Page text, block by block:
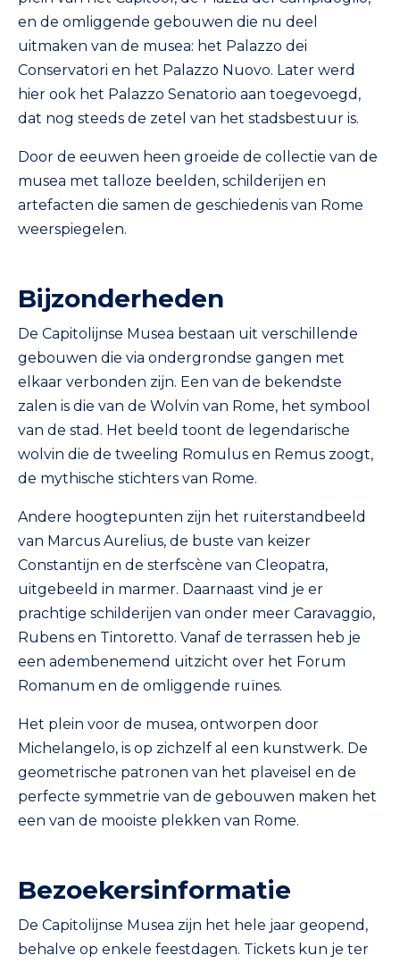
en de omliggende gebouwen die nu deel
uitmaken van de musea: het Palazzo dei
Conservatori en het Palazzo Nuovo. Later werd
hier ook het Palazzo Senatorio aan toegevoegd,
dat nog steeds de zetel van het stadsbestuur is.
Door de eeuwen heen groeide de collectie van de
musea met talloze beelden, schilderijen en
artefacten die samen de geschiedenis van Rome
weerspiegelen.
Bijzonderheden
De Capitolijnse Musea bestaan uit verschillende
gebouwen die via ondergrondse gangen met
elkaar verbonden zijn. Een van de bekendste
zalen is die van de Wolvin van Rome, het symbool
van de stad. Het beeld toont de legendarische
wolvin die de tweeling Romulus en Remus zoogt,
de mythische stichters van Rome.
Andere hoogtepunten zijn het ruiterstandbeeld
van Marcus Aurelius, de buste van keizer
Constantijn en de sterfscène van Cleopatra,
uitgebeeld in marmer. Daarnaast vind je er
prachtige schilderijen van onder meer Caravaggio,
Rubens en Tintoretto. Vanaf de terrassen heb je
een adembenemend uitzicht over het Forum
Romanum en de omliggende ruïnes.
Het plein voor de musea, ontworpen door
Michelangelo, is op zichzelf al een kunstwerk. De
geometrische patronen van het plaveisel en de
perfecte symmetrie van de gebouwen maken het
een van de mooiste plekken van Rome.
Bezoekersinformatie
De Capitolijnse Musea zijn het hele jaar geopend,
behalve op enkele feestdagen. Tickets kun je ter